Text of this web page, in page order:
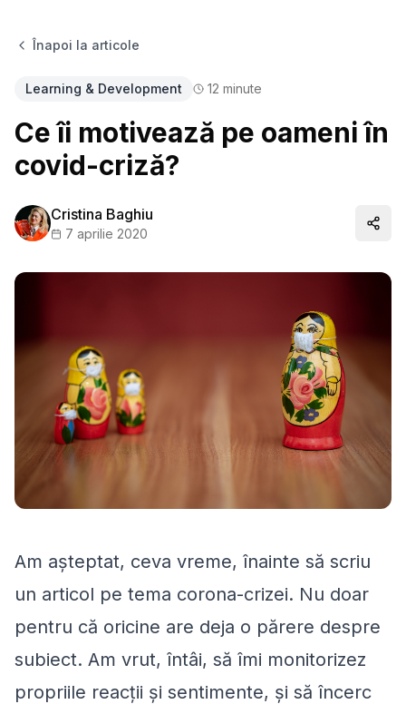
Înapoi la articole
Learning & Development 12 minute
Ce îi motivează pe oameni în
covid-criză?
Cristina Baghiu
7 aprilie 2020
Am așteptat, ceva vreme, înainte să scriu
un articol pe tema corona-crizei. Nu doar
pentru că oricine are deja o părere despre
subiect. Am vrut, întâi, să îmi monitorizez
propriile reacții și sentimente, și să încerc